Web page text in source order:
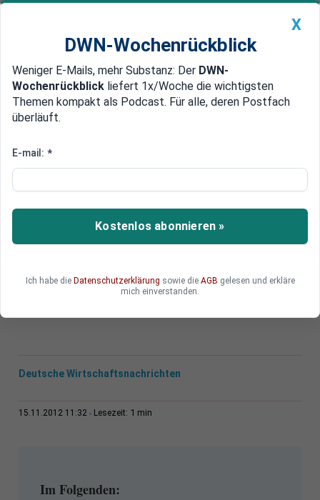
Newsticker MEIN DWN: Geldanlage Premium
Edelmetalle DWN-Magazin China
Kräftiger Anstieg der Immobilienpreise
Nun offiziell: Bundesbank warnt
vor Immobilien-Hype in
deutschen Großstädten
In sieben deutschen Großstädten kam es in den
Anstieg der Immobilienpreise. Die Bundesbank
sieht deshalb erste deutliche Anzeichen einer
Deutsche Wirtschaftsnachrichten
15.11.2012 11:32 Lesezeit: 1 min
Im Folgenden:
X
DWN-Wochenrückblick
Weniger E-Mails, mehr Substanz: Der DWN-
Wochenrückblick liefert 1x/Woche die wichtigsten
Themen kompakt als Podcast. Für alle, deren Postfach
überläuft.
E-mail: *
Kostenlos abonnieren »
Ich habe die Datenschutzerklärung sowie die AGB gelesen und erkläre
mich einverstanden.